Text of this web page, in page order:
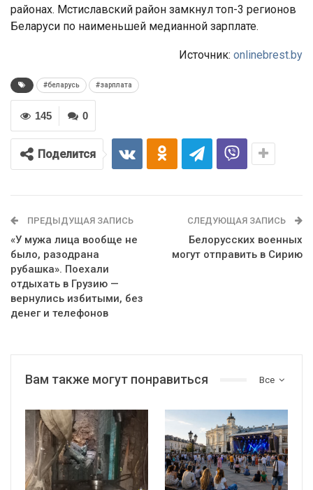
районах. Мстиславский район замкнул топ-3 регионов
Беларуси по наименьшей медианной зарплате.
Источник: onlinebrest.by
#беларусь #зарплата
0
145
Поделится
ПРЕДЫДУЩАЯ ЗАПИСЬ
«У мужа лица вообще не
было, разодрана
рубашка». Поехали
отдыхать в Грузию —
вернулись избитыми, без
денег и телефонов
СЛЕДУЮЩАЯ ЗАПИСЬ
Белорусских военных
могут отправить в Сирию
Все
Вам также могут понравиться